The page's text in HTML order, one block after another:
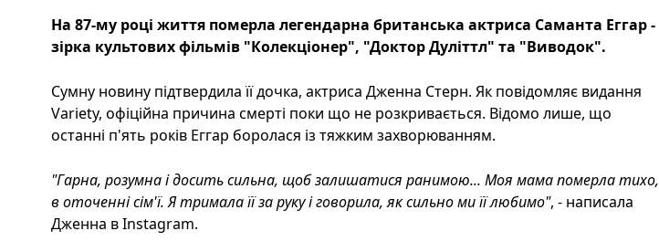
На 87-му році життя померла легендарна британська актриса Саманта Еггар -
зірка культових фільмів "Колекціонер", "Доктор Дуліттл" та "Виводок".
Сумну новину підтвердила її дочка, актриса Дженна Стерн. Як повідомляє видання
Variety, офіційна причина смерті поки що не розкривається. Відомо лише, що
останні п'ять років Еггар боролася із тяжким захворюванням.
"Гарна, розумна і досить сильна, щоб залишатися ранимою... Моя мама померла тихо,
в оточенні сім'ї. Я тримала її за руку і говорила, як сильно ми її любимо", - написала
Дженна в Instagram.